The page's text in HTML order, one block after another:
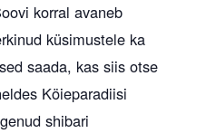
korral avaneb
küsimustele ka
saada, kas siis otse
Köieparadiisi
shibari